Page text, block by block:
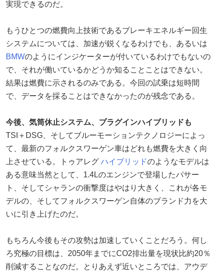
実現できるのだ。
もうひとつの燃費向上技術であるブレーキエネルギー回生
システムについては、加速が鋭くなるわけでも、あるいは
BMWのようにインジケーターが付いているわけでもないの
で、それが働いているかどうか知ることことはできない。
結果は燃費に示されるのみである。今回の試乗は短時間
で、データを採ることはできなかったのが残念である。
今後、気筒休止システム、プラグインハイブリッドも
TSI＋DSG、そしてブルーモーションテクノロジーによっ
て、最新のフォルクスワーゲン車はどれも燃費を大きく向
上させている。トゥアレグ ハイブリッドのようなモデルは
ある意味当然として、1.4Lのエンジンで登場したパサー
ト、そしてシャランの衝撃度はやはり大きく、これが各モ
デルの、そしてフォルクスワーゲン自体のブランド力を大
いに引き上げたのだ。
もちろん今後もその攻勢は加速していくことだろう。何し
ろ究極の目標は、2050年までにCO2排出量を現状比約20％
削減することなのだ。とりあえず近いところでは、アウデ